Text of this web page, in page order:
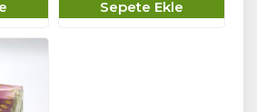
Sepete Ekle